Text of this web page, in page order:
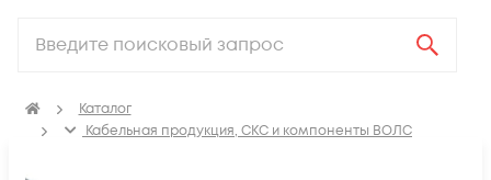
Каталог
Кабельная продукция, СКС и компоненты ВОЛС